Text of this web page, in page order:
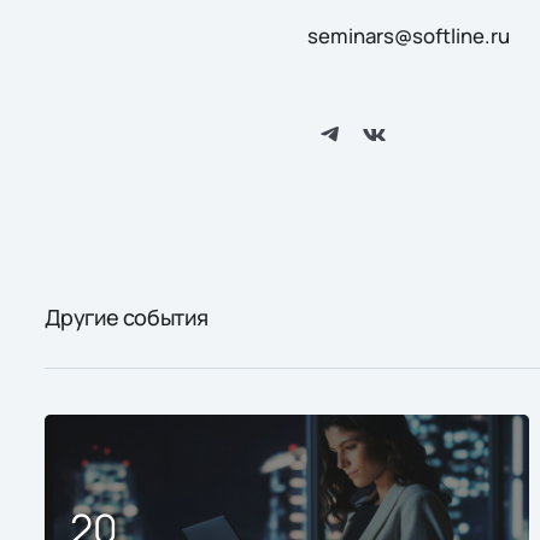
seminars@softline.ru
Другие события
20